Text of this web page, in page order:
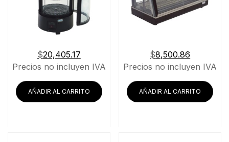
$20,405.17
Precios no incluyen IVA
AÑADIR AL CARRITO
$8,500.86
Precios no incluyen IVA
AÑADIR AL CARRITO